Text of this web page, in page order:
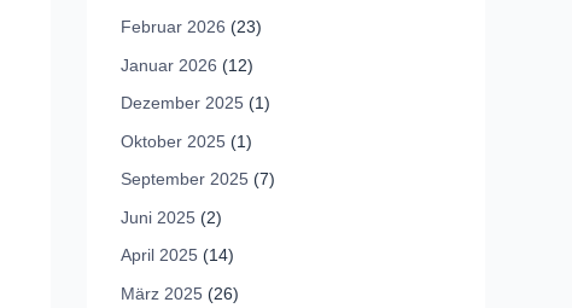
Februar 2026 (23)
Januar 2026 (12)
Dezember 2025 (1)
Oktober 2025 (1)
September 2025 (7)
Juni 2025 (2)
April 2025 (14)
März 2025 (26)